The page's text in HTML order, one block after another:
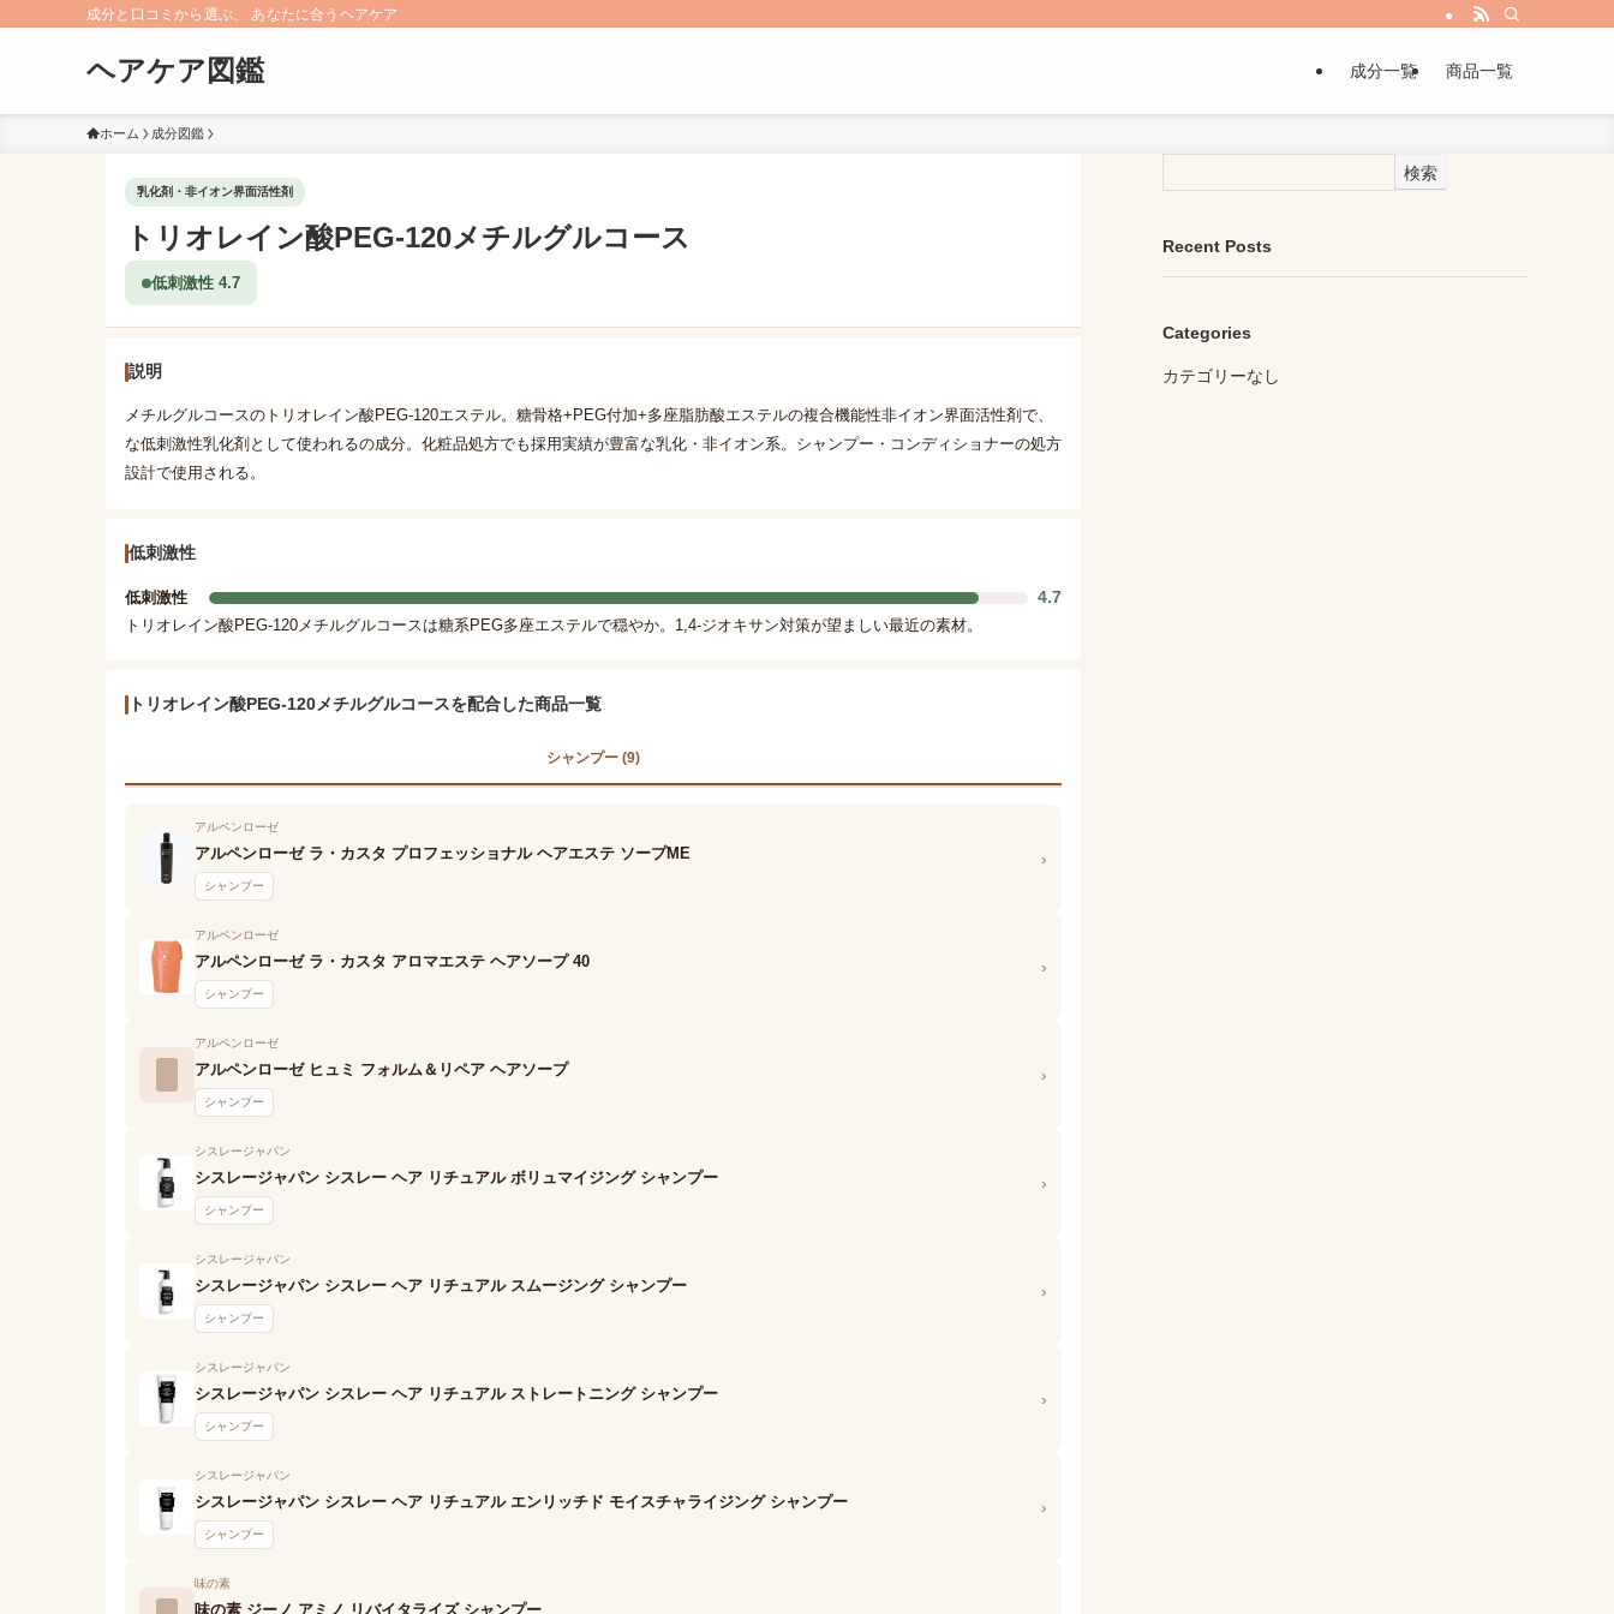
成分と口コミから選ぶ、 あなたに合うヘアケア
ヘアケア図鑑 成分一覧 商品一覧
ホーム 成分図鑑
乳化剤・非イオン界面活性剤
トリオレイン酸PEG-120メチルグルコース
低刺激性 4.7
説明
メチルグルコースのトリオレイン酸PEG-120エステル。糖骨格+PEG付加+多座脂肪酸エステルの複合機能性非イオン界面活性剤で、
な低刺激性乳化剤として使われるの成分。化粧品処方でも採用実績が豊富な乳化・非イオン系。シャンプー・コンディショナーの処方
設計で使用される。
低刺激性
低刺激性 4.7
トリオレイン酸PEG-120メチルグルコースは糖系PEG多座エステルで穏やか。1,4-ジオキサン対策が望ましい最近の素材。
トリオレイン酸PEG-120メチルグルコースを配合した商品一覧
シャンプー (9)
アルペンローゼ
アルペンローゼ ラ・カスタ プロフェッショナル ヘアエステ ソープME
シャンプー
›
アルペンローゼ
アルペンローゼ ラ・カスタ アロマエステ ヘアソープ 40
シャンプー
›
アルペンローゼ
アルペンローゼ ヒュミ フォルム＆リペア ヘアソープ
シャンプー
›
シスレージャパン
シスレージャパン シスレー ヘア リチュアル ボリュマイジング シャンプー
シャンプー
›
シスレージャパン
シスレージャパン シスレー ヘア リチュアル スムージング シャンプー
シャンプー
›
シスレージャパン
シスレージャパン シスレー ヘア リチュアル ストレートニング シャンプー
シャンプー
›
シスレージャパン
シスレージャパン シスレー ヘア リチュアル エンリッチド モイスチャライジング シャンプー
シャンプー
›
味の素
味の素 ジーノ アミノ リバイタライズ シャンプー
検索
Recent Posts
Categories
カテゴリーなし